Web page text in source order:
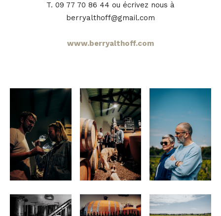
T. 09 77 70 86 44 ou écrivez nous à
berryalthoff@gmail.com
www.berryalthoff.com